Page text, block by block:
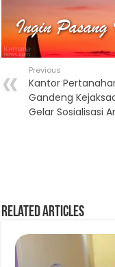
Previous
Kantor
Gandeng
Gelar Sosialisasi
Related Articles